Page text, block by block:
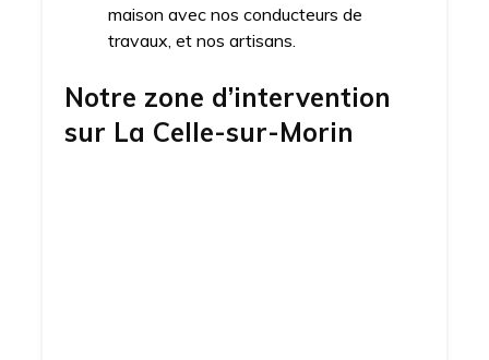
maison avec nos conducteurs de
travaux, et nos artisans.
Notre zone d’intervention
sur La Celle-sur-Morin